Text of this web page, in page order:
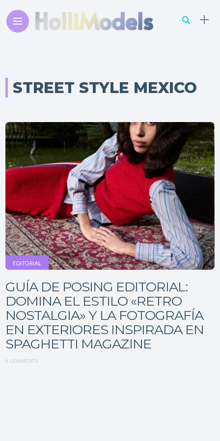
STREET STYLE MEXICO
EDITORIAL
GUÍA DE POSING EDITORIAL:
DOMINA EL ESTILO «RETRO
NOSTALGIA» Y LA FOTOGRAFÍA
EN EXTERIORES INSPIRADA EN
SPAGHETTI MAGAZINE
0 COMMENTS